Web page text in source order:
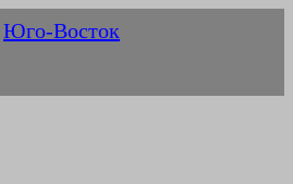
Юго-Восток